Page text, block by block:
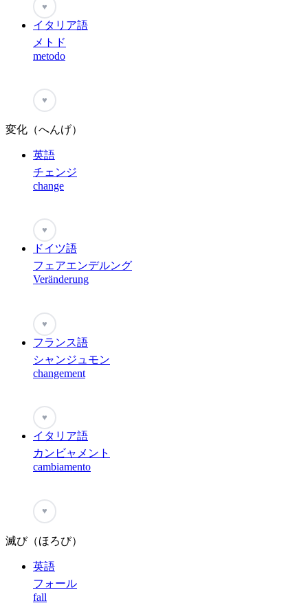
♥
イタリア語
メトド
metodo
♥
変化（へんげ）
英語
チェンジ
change
♥
ドイツ語
フェアエンデルング
Veränderung
♥
フランス語
シャンジュモン
changement
♥
イタリア語
カンビャメント
cambiamento
♥
滅び（ほろび）
英語
フォール
fall